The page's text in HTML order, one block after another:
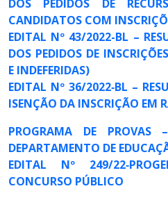
DOS PEDIDOS DE
CANDIDATOS COM
EDITAL Nº 43/2022-BL –
DOS PEDIDOS DE
E INDEFERIDAS)
EDITAL Nº 36/2022‐BL –
ISENÇÃO DA INSCRIÇÃO EM
PROGRAMA DE PROVAS
DEPARTAMENTO DE
EDITAL Nº 249/
CONCURSO PÚBLICO